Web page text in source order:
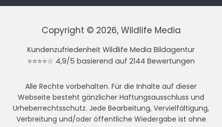
Copyright © 2026, Wildlife Media
Kundenzufriedenheit Wildlife Media Bildagentur
⭐⭐⭐⭐☆ 4,9/5 basierend auf 2144 Bewertungen
Alle Rechte vorbehalten. Für die Inhalte auf dieser
Webseite besteht gänzlicher Haftungsausschluss und
Urheberrechtsschutz. Jede Bearbeitung, Vervielfältigung,
Verbreitung und/oder öffentliche Wiedergabe ist ohne